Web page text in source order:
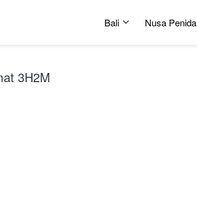
Bali Nusa Penida
3H2M